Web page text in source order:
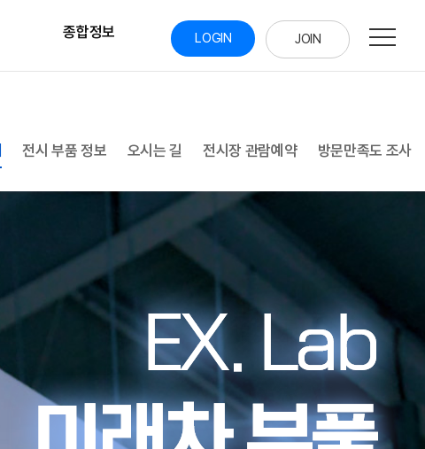
종합정보 LOGIN JOIN
닫기
전시 부품 정보 오시는 길 전시장 관람예약 방문만족도 조사